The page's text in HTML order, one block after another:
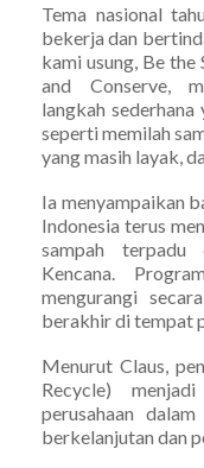
Tema nasional
bekerja dan
kami usung, Be
and Conserve,
langkah
seperti memilah
yang masih layak,
Ia menyampaikan
Indonesia terus
sampah terpadu
Kencana.
mengurangi
berakhir di tempat
Menurut Claus,
Recycle)
perusahaan
berkelanjutan dan